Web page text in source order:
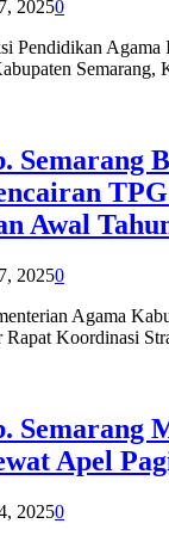
20250
Pendidikan
Semarang
Awal
20250
Agama
Rapat Koordinasi
Semarang
Apel
20250